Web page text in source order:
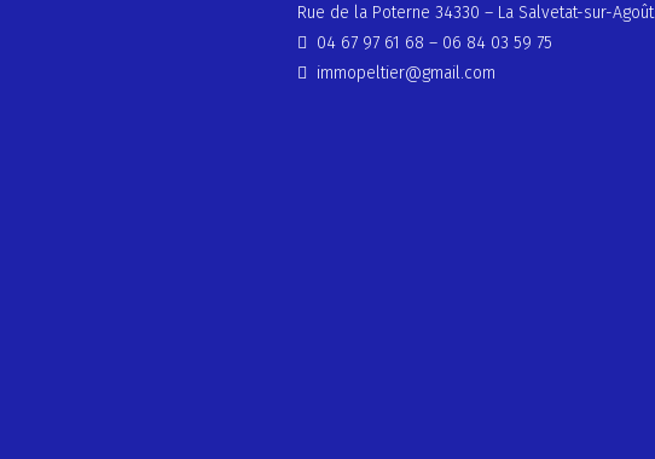
Rue de la Poterne 34330 – La Salvetat-sur-Agoût
04 67 97 61 68 – 06 84 03 59 75
immopeltier@gmail.com